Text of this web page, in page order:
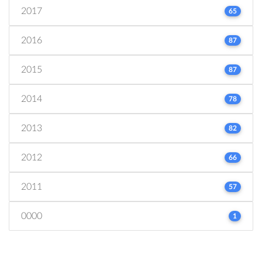
2017 65
2016 87
2015 87
2014 78
2013 82
2012 66
2011 57
0000 1